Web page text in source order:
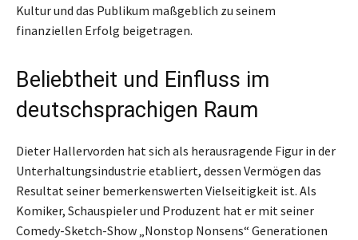
Kultur und das Publikum maßgeblich zu seinem
finanziellen Erfolg beigetragen.
Beliebtheit und Einfluss im
deutschsprachigen Raum
Dieter Hallervorden hat sich als herausragende Figur in der
Unterhaltungsindustrie etabliert, dessen Vermögen das
Resultat seiner bemerkenswerten Vielseitigkeit ist. Als
Komiker, Schauspieler und Produzent hat er mit seiner
Comedy-Sketch-Show „Nonstop Nonsens“ Generationen